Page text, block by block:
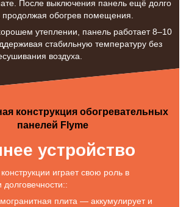
После выключения панель ещё долго
продолжая обогрев помещения.
утеплении, панель работает 8–10
стабильную температуру без
воздуха.
устройство
играет свою роль в
плита — аккумулирует и